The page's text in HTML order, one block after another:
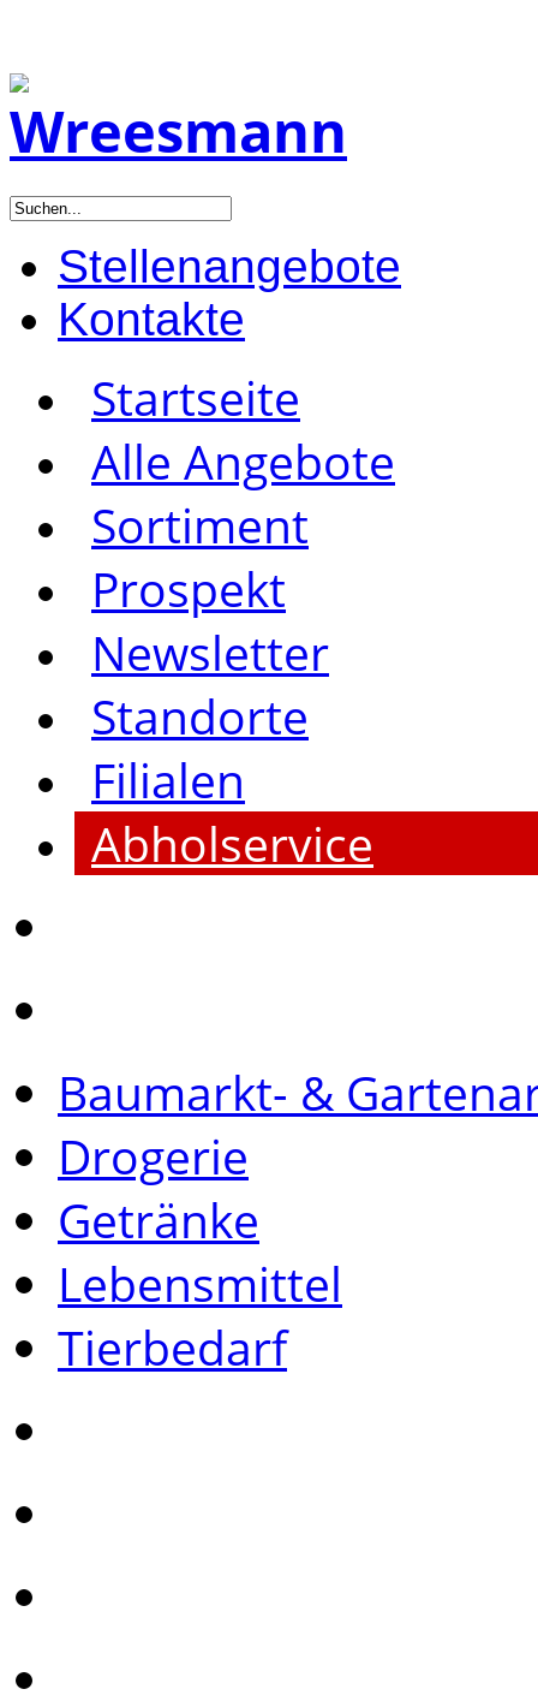
Stellenangebote
Kontakte
Startseite
Alle Angebote
Sortiment
Prospekt
Newsletter
Standorte
Filialen
Abholservice
Baumarkt- &
Drogerie
Getränke
Lebensmittel
Tierbedarf